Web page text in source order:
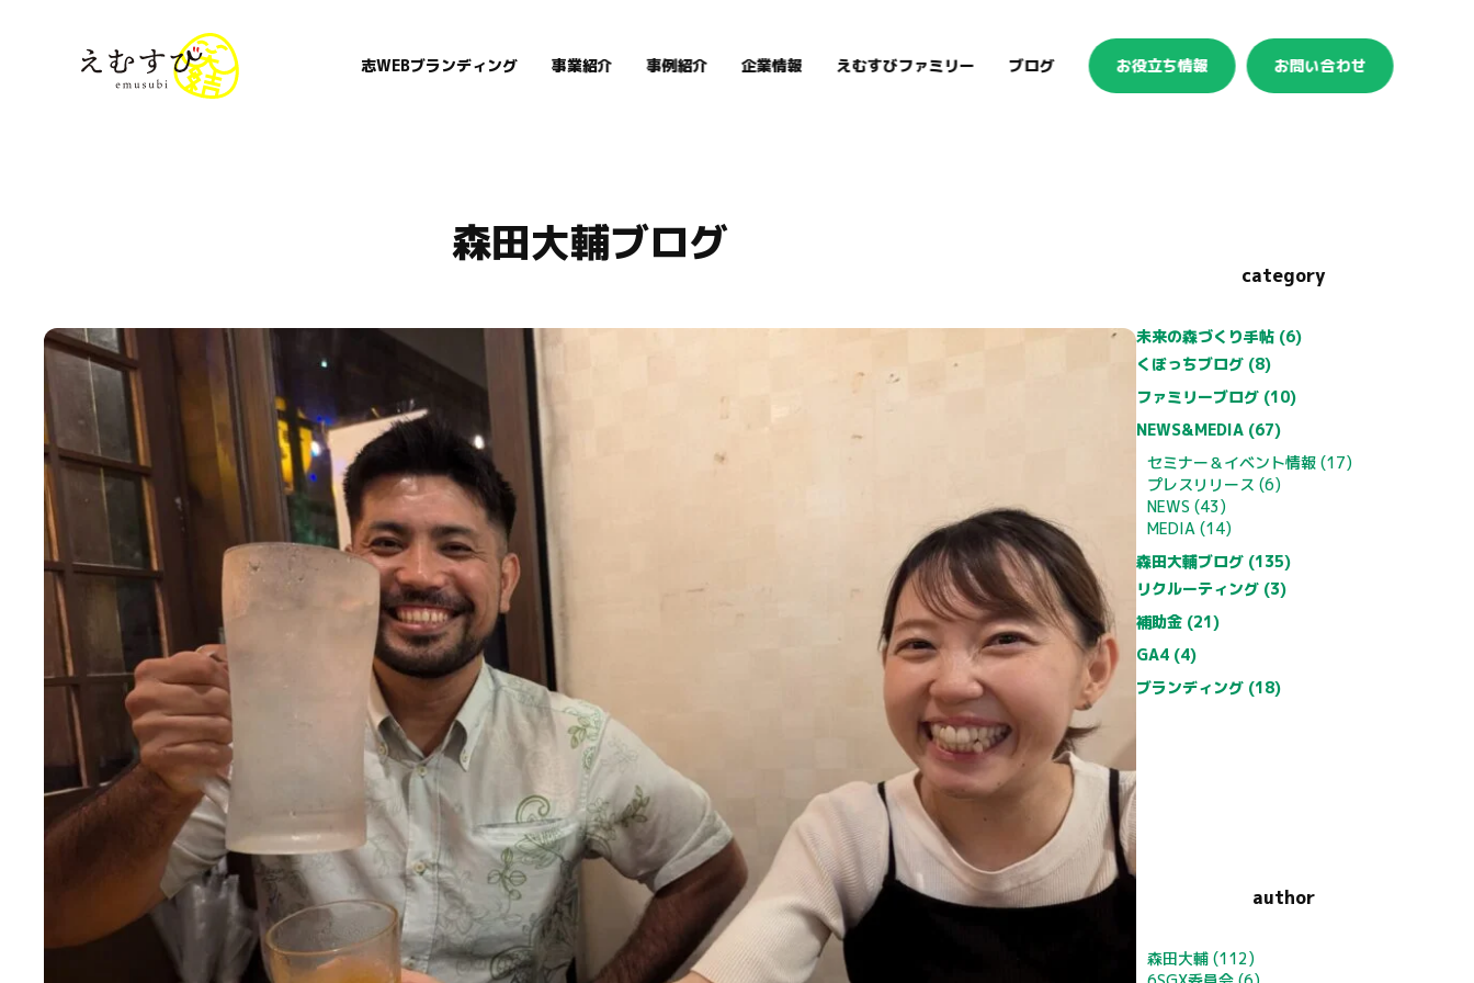
志WEBブランディング 事業紹介 事例紹介 企業情報 えむすびファミリー ブログ お役立ち情報 お問い合わせ
森田大輔ブログ
category
未来の森づくり手帖 (6)
くぼっちブログ (8)
ファミリーブログ (10)
NEWS&MEDIA (67)
セミナー＆イベント情報 (17)
プレスリリース (6)
NEWS (43)
MEDIA (14)
森田大輔ブログ (135)
リクルーティング (3)
補助金 (21)
GA4 (4)
ブランディング (18)
author
森田大輔 (112)